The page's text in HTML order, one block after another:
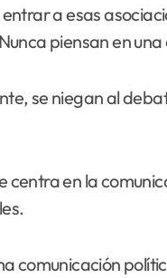
a esas
piensan en
se niegan al
centra en la
comunicación